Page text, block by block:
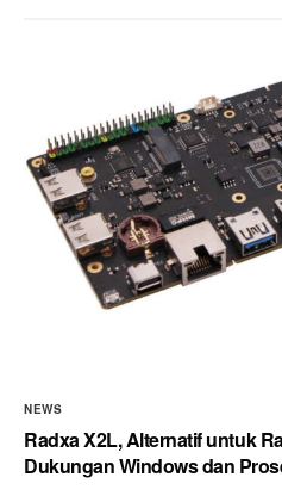
NEWS
Radxa X2L, Alternatif untuk
Dukungan Windows dan